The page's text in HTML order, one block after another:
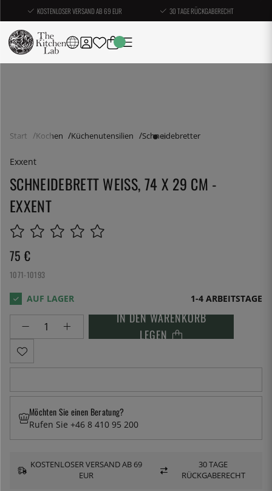
KOSTENLOSER VERSAND AB 69 EUR 30 TAGE RÜCKGABERECHT
Start Kochen Küchenutensilien Schneidebretter
Exxent
SCHNEIDEBRETT WEISS, 74 X 29 CM - E
XXENT
75 €
1071-10193
1-4 ARBEITSTAGE
IN DEN WARENKORB
LEGEN
Möchten Sie einen Beratung?
Rufen Sie +46 8 410 95 200
KOSTENLOSER VERSAND AB 69
EUR
30 TAGE
RÜCKGABERECHT